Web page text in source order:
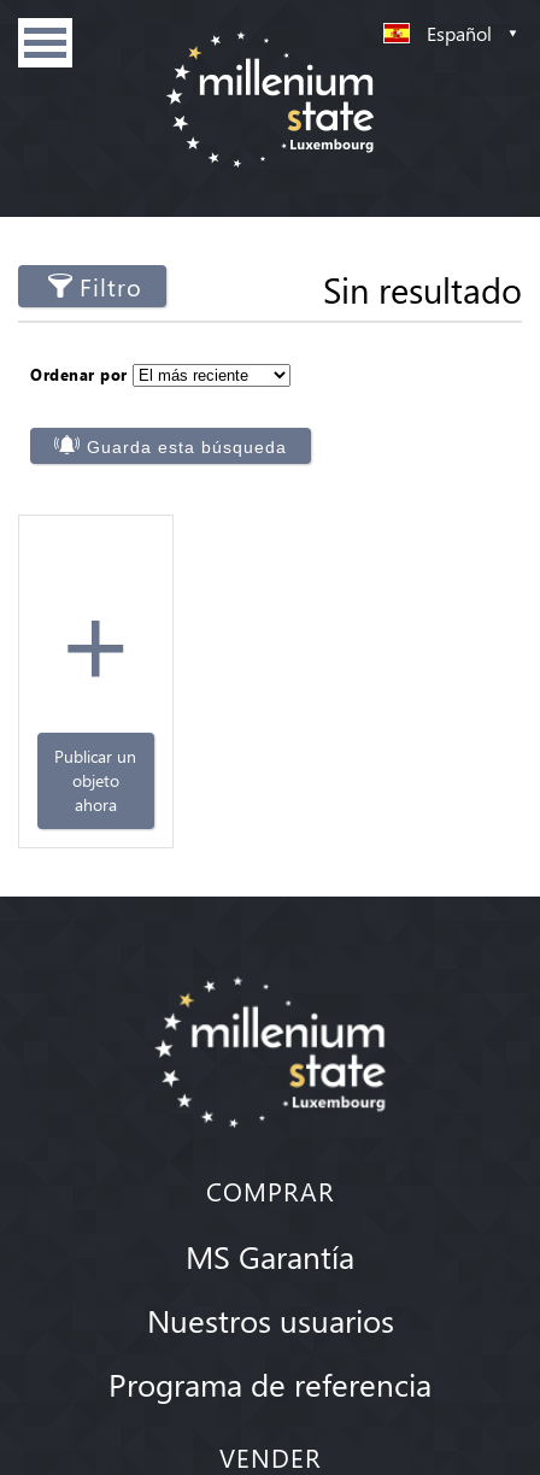
Español
Filtro Sin resultado
Ordenar por
Guarda esta búsqueda
+
Publicar un
objeto
ahora
COMPRAR
MS Garantía
Nuestros usuarios
Programa de referencia
VENDER